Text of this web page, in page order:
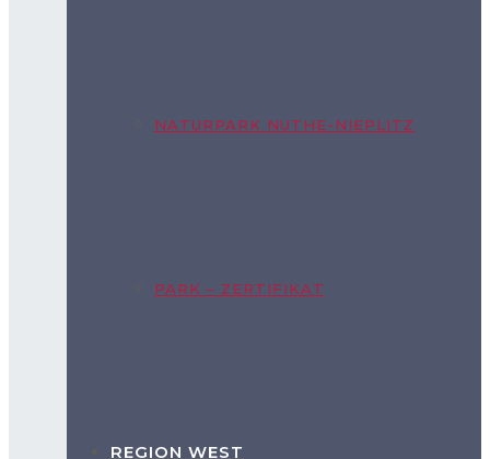
NATURPARK NUTHE-NIEPLITZ
PARK – ZERTIFIKAT
REGION WEST